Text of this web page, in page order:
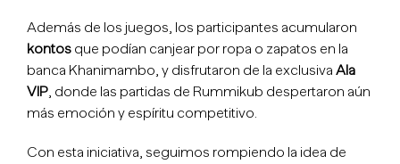
Además de los juegos, los participantes acumularon
kontosque podían canjear por ropa o zapatos en la
banca Khanimambo, y disfrutaron de la exclusiva Ala
VIP, donde las partidas de Rummikub despertaron aún
más emoción y espíritu competitivo.
Con esta iniciativa, seguimos rompiendo la idea de